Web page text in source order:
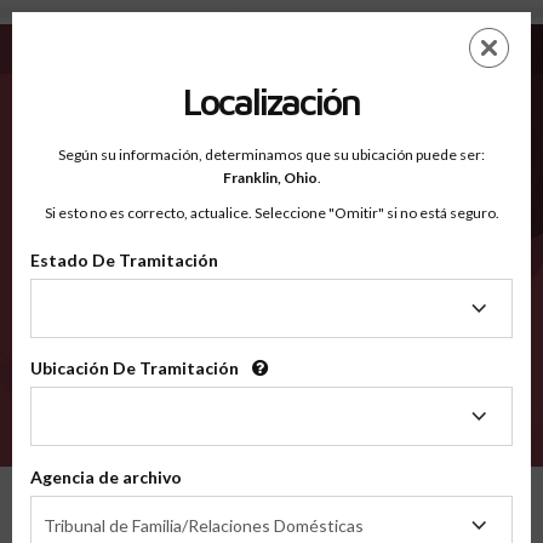
Sandusky OH - Condados Reconocidos
EN
Condados Reconocidos
2600
Localización
Según su información, determinamos que su ubicación puede ser:
Franklin, Ohio.
Si esto no es correcto, actualice. Seleccione "Omitir" si no está seguro.
Estado De Tramitación
Tramitación
Ubicación De Tramitación
Tramitación
Agencia de archivo
Tribunal de Familia/Relaciones Domésticas
de